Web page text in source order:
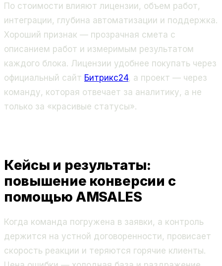
По стоимости влияют лицензии, объем работ,
интеграции, глубина автоматизации и поддержка.
Хороший признак — прозрачная смета с
описанием работ и измеримым результатом
каждого блока. Лицензии удобнее покупать через
официальный сайт Битрикс24, а проект — через
команду, которая отвечает за аналитику, а не
только за «красивые статусы».
Кейсы и результаты:
повышение конверсии с
помощью AMSALES
Когда команда погружена в заявки, а контроль
держится на устной договоренности, провисает
скорость реакции и теряются горячие клиенты.